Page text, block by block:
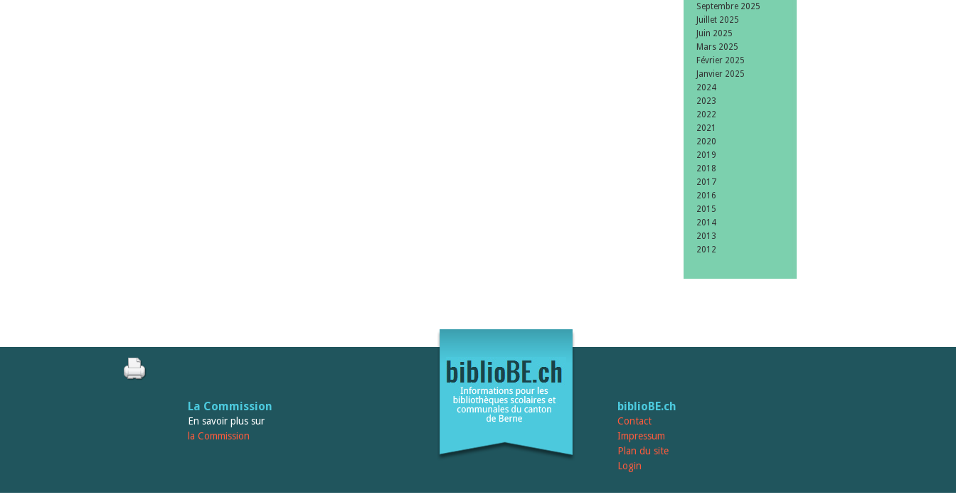
Septembre 2025
Juillet 2025
Juin 2025
Mars 2025
Février 2025
Janvier 2025
2024
2023
2022
2021
2020
2019
2018
2017
2016
2015
2014
2013
2012
La Commission
En savoir plus sur
la Commission
biblioBE.ch
Contact
Impressum
Plan du site
Login